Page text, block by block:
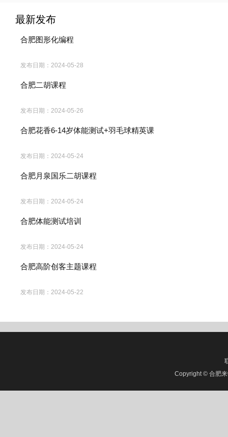
最新发布
合肥图形化编程
发布日期： 2024-05-28
合肥二胡课程
发布日期： 2024-05-26
合肥花香6-14岁体能测试+羽毛球精英课
发布日期： 2024-05-24
合肥月泉国乐二胡课程
发布日期： 2024-05-24
合肥体能测试培训
发布日期： 2024-05-24
合肥高阶创客主题课程
发布日期： 2024-05-22
Copyright © 合肥